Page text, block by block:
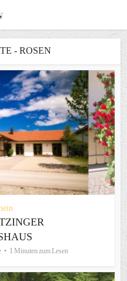
- ROSEN
1 Minuten zum Lesen